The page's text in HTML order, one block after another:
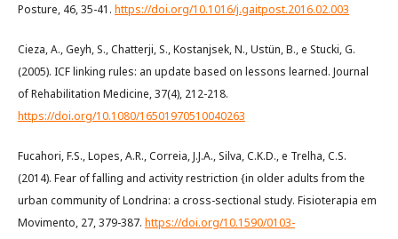
Posture, 46, 35-41. https://doi.org/10.1016/j.gaitpost.2016.02.003
Cieza, A., Geyh, S., Chatterji, S., Kostanjsek, N., Ustün, B., e Stucki, G.
(2005). ICF linking rules: an update based on lessons learned. Journal
of Rehabilitation Medicine, 37(4), 212-218.
https://doi.org/10.1080/16501970510040263
Fucahori, F.S., Lopes, A.R., Correia, J.J.A., Silva, C.K.D., e Trelha, C.S.
(2014). Fear of falling and activity restriction {in older adults from the
urban community of Londrina: a cross-sectional study. Fisioterapia em
Movimento, 27, 379-387. https://doi.org/10.1590/0103-